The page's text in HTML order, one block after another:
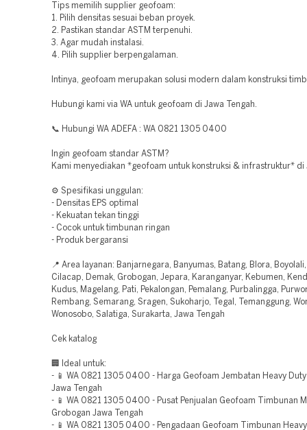
Tips memilih supplier geofoam:
1. Pilih densitas sesuai beban proyek.
2. Pastikan standar ASTM terpenuhi.
3. Agar mudah instalasi.
4. Pilih supplier berpengalaman.
Intinya, geofoam merupakan solusi modern dalam konstruksi
Hubungi kami via WA untuk geofoam di Jawa Tengah.
📞 Hubungi WA ADEFA : WA 0821 1305 0400
Ingin geofoam standar ASTM?
Kami menyediakan *geofoam untuk konstruksi & infrastruktur* di
⚙️ Spesifikasi unggulan:
- Densitas EPS optimal
- Kekuatan tekan tinggi
- Cocok untuk timbunan ringan
- Produk bergaransi
📍 Area layanan: Banjarnegara, Banyumas, Batang, Blora,
Cilacap, Demak, Grobogan, Jepara, Karanganyar, Kebumen,
Kudus, Magelang, Pati, Pekalongan, Pemalang, Purbalingga,
Rembang, Semarang, Sragen, Sukoharjo, Tegal, Temanggung,
Wonosobo, Salatiga, Surakarta, Jawa Tengah
Cek katalog
🏢 Ideal untuk:
- 📱 WA 0821 1305 0400 - Harga Geofoam Jembatan Heavy
Jawa Tengah
- 📱 WA 0821 1305 0400 - Pusat Penjualan Geofoam Timbunan
Grobogan Jawa Tengah
- 📱 WA 0821 1305 0400 - Pengadaan Geofoam Timbunan